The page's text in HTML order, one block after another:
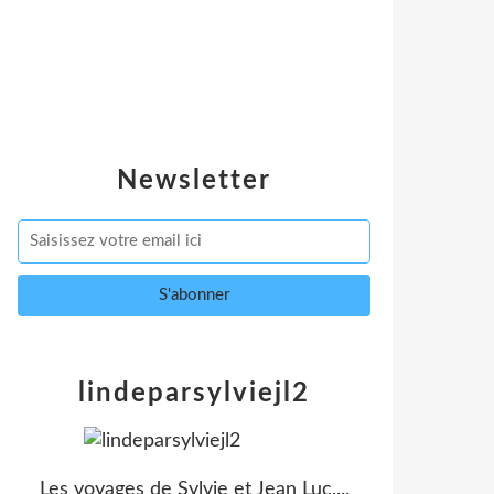
Newsletter
lindeparsylviejl2
Les voyages de Sylvie et Jean Luc....